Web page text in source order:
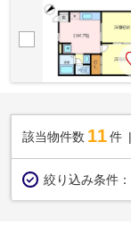
該当物件数 11件
絞り込み条件：